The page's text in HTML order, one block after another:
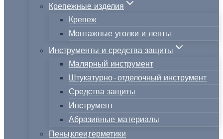
Крепежные изделия
Крепеж
Монтажные уголки и ленты
Инструменты и средства защиты
Малярный инструмент
Штукатурно-отделочный инструмент
Средства защиты
Инструмент
Абразивные материалы
Пены,клеи,герметики